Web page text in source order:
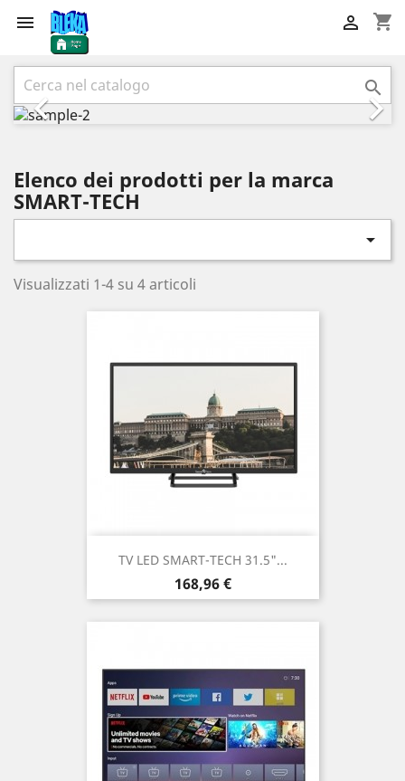
 shopping_cart



Precedente

Elenco dei prodotti per la marca
SMART-TECH

Visualizzati 1-4 su 4 articoli
TV LED SMART-TECH 31.5"...
Prezzo
168,96 €